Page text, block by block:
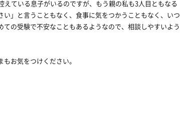
ている息子がいるのですが、もう親の私も3人目ともなる
」と言うこともなく、食事に気をつかうこともなく、いつ
の受験で不安なこともあるようなので、相談しやすいよう
お気をつけください。